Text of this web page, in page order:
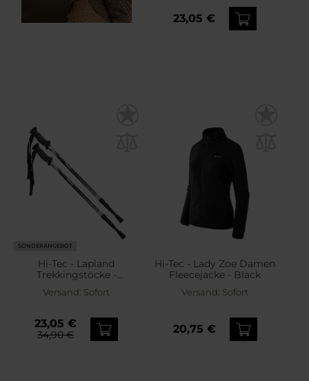
23,05 €
SONDERANGEBOT
Hi-Tec - Lapland
Trekkingstöcke -
Black/Grey
Versand: Sofort
23,05 €
34,90 €
Hi-Tec - Lady Zoe Damen
Fleecejacke - Black
Versand: Sofort
20,75 €